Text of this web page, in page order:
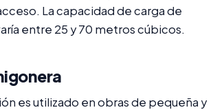
La capacidad de carga de
entre 25 y 70 metros cúbicos.
es utilizado en obras de pequeña y